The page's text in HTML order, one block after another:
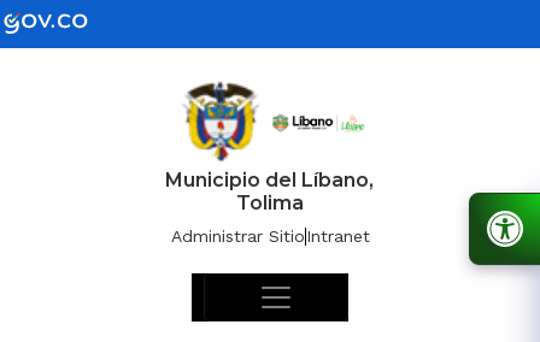
Municipio del Líbano,
Tolima
Administrar SitioIntranet